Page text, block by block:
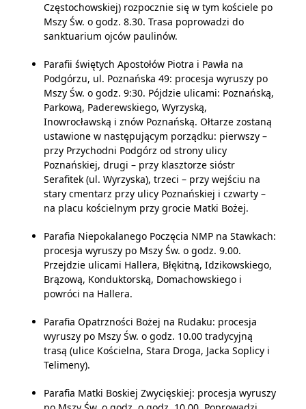
Częstochowskiej) rozpocznie się w tym kościele po
Mszy Św. o godz. 8.30. Trasa poprowadzi do
sanktuarium ojców paulinów.
Parafii świętych Apostołów Piotra i Pawła na
Podgórzu, ul. Poznańska 49: procesja wyruszy po
Mszy Św. o godz. 9:30. Pójdzie ulicami: Poznańską,
Parkową, Paderewskiego, Wyrzyską,
Inowrocławską i znów Poznańską. Ołtarze zostaną
ustawione w następującym porządku: pierwszy –
przy Przychodni Podgórz od strony ulicy
Poznańskiej, drugi – przy klasztorze sióstr
Serafitek (ul. Wyrzyska), trzeci – przy wejściu na
stary cmentarz przy ulicy Poznańskiej i czwarty –
na placu kościelnym przy grocie Matki Bożej.
Parafia Niepokalanego Poczęcia NMP na Stawkach:
procesja wyruszy po Mszy Św. o godz. 9.00.
Przejdzie ulicami Hallera, Błękitną, Idzikowskiego,
Brązową, Konduktorską, Domachowskiego i
powróci na Hallera.
Parafia Opatrzności Bożej na Rudaku: procesja
wyruszy po Mszy Św. o godz. 10.00 tradycyjną
trasą (ulice Kościelna, Stara Droga, Jacka Soplicy i
Telimeny).
Parafia Matki Boskiej Zwycięskiej: procesja wyruszy